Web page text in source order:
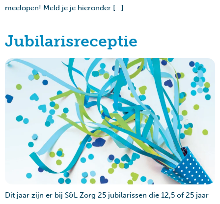
meelopen! Meld je je hieronder […]
Jubilarisreceptie
Dit jaar zijn er bij S&L Zorg 25 jubilarissen die 12,5 of 25 jaar